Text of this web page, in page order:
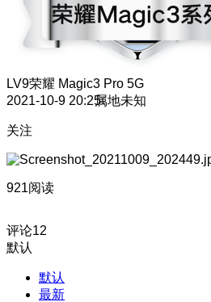
LV9荣耀 Magic3 Pro 5G
2021-10-9 20:25属地未知
关注
921阅读
评论12
默认
默认
最新